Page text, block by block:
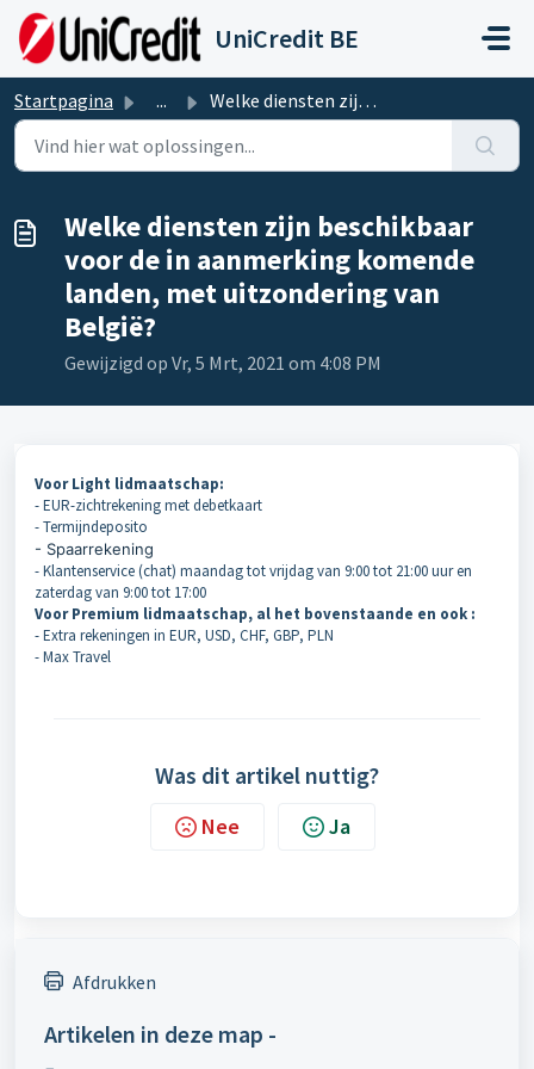
Doorgaan naar hoofdinhoud
UniCredit BE
Startpagina ... Welke diensten zijn beschikbaar voor de in aanmerking kom...
Welke diensten zijn beschikbaar
voor de in aanmerking komende
landen, met uitzondering van
België?
Gewijzigd op Vr, 5 Mrt, 2021 om 4:08 PM
Voor Light lidmaatschap:
- EUR-zichtrekening met debetkaart
- Termijndeposito
- Spaarrekening
- Klantenservice (chat) maandag tot vrijdag van 9:00 tot 21:00 uur en
zaterdag van 9:00 tot 17:00
Voor Premium lidmaatschap, al het bovenstaande en ook :
- Extra rekeningen in EUR, USD, CHF, GBP, PLN
- Max Travel
Was dit artikel nuttig?
Nee Ja
Afdrukken
Artikelen in deze map -